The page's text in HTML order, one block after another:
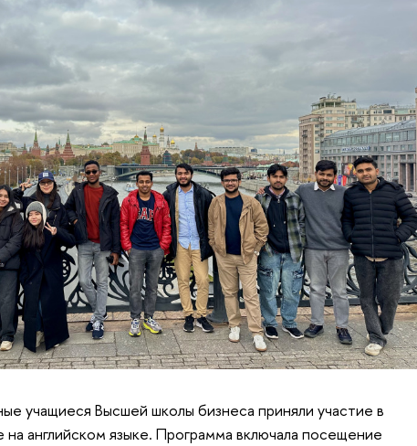
учащиеся Высшей школы бизнеса приняли участие в
английском языке. Программа включала посещение